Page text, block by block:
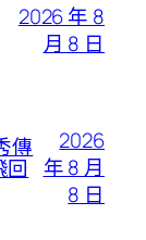
2026 年 8
月 8 日
傳
回
2026
年 8 月
8 日